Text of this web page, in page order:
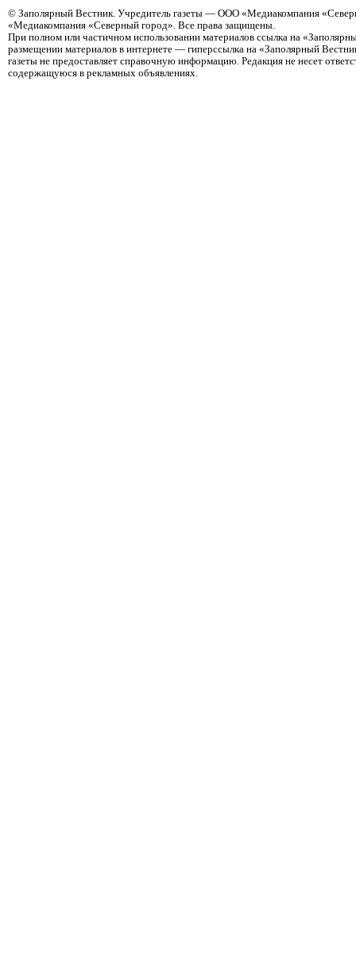
© Заполярный Вестник. Учредитель газеты — ООО «Медиакомпания
«Медиакомпания «Северный город». Все права защищены.
При полном или частичном использовании материалов ссылка на
размещении материалов в интернете — гиперссылка на «Заполярный
газеты не предоставляет справочную информацию. Редакция не несет
содержащуюся в рекламных объявлениях.